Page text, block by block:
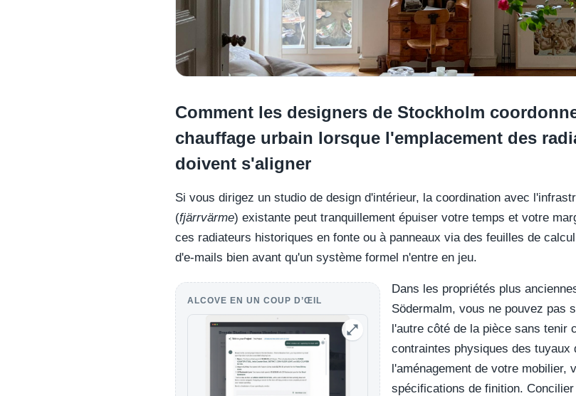
Comment les designers de Stockholm
chauffage urbain lorsque l'emplacement des
doivent s'aligner
Si vous dirigez un studio de design d'intérieur, la coordination avec
(fjärrvärme) existante peut tranquillement épuiser votre temps et votre
ces radiateurs historiques en fonte ou à panneaux via des feuilles de
d'e-mails bien avant qu'un système formel n'entre en jeu.
ALCOVE EN UN COUP D’ŒIL
Dans les propriétés plus
Södermalm, vous ne pouvez pas
l'autre côté de la pièce sans tenir
contraintes physiques des tuyaux
l'aménagement de votre mobilier,
spécifications de finition.